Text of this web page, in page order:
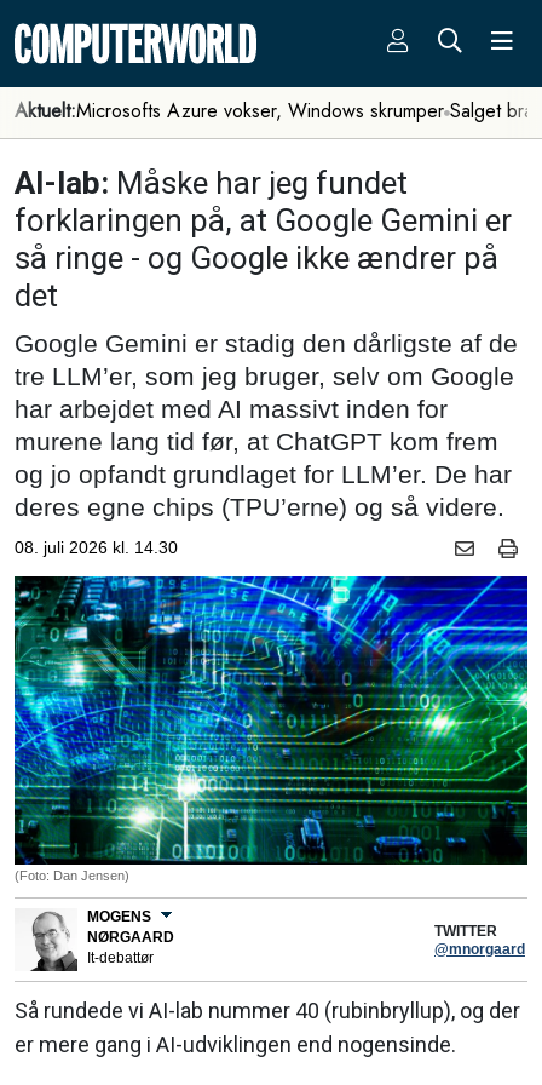
Aktuelt:Microsofts Azure vokser, Windows skrumper Salget
AI-lab: Måske har jeg fundet
forklaringen på, at Google Gemini er
så ringe - og Google ikke ændrer på
det
Google Gemini er stadig den dårligste af de
tre LLM’er, som jeg bruger, selv om Google
har arbejdet med AI massivt inden for
murene lang tid før, at ChatGPT kom frem
og jo opfandt grundlaget for LLM’er. De har
deres egne chips (TPU’erne) og så videre.
08. juli 2026 kl. 14.30
(Foto: Dan Jensen)
MOGENS
NØRGAARD
It-debattør
TWITTER
@mnorgaard
Så rundede vi AI-lab nummer 40 (rubinbryllup), og der
er mere gang i AI-udviklingen end nogensinde.